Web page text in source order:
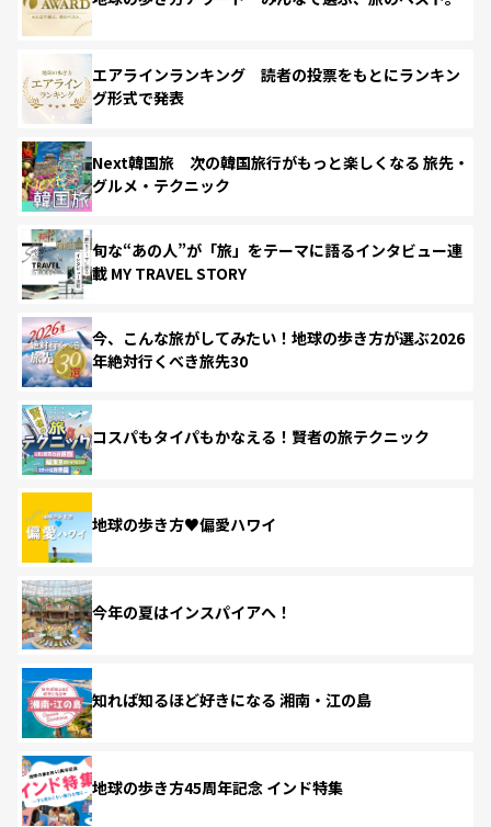
エアラインランキング 読者の投票をもとにランキン
グ形式で発表
Next韓国旅 次の韓国旅行がもっと楽しくなる 旅先・
グルメ・テクニック
旬な“あの人”が「旅」をテーマに語るインタビュー連
載 MY TRAVEL STORY
今、こんな旅がしてみたい！地球の歩き方が選ぶ2026
年絶対行くべき旅先30
コスパもタイパもかなえる！賢者の旅テクニック
地球の歩き方♥偏愛ハワイ
今年の夏はインスパイアへ！
知れば知るほど好きになる 湘南・江の島
地球の歩き方45周年記念 インド特集